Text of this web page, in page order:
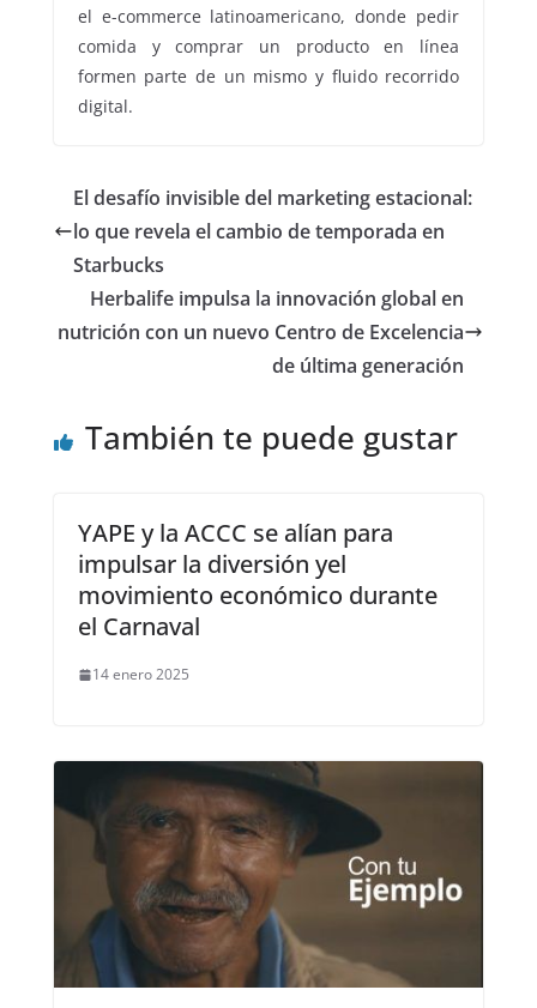
el e-commerce latinoamericano, donde pedir
comida y comprar un producto en línea
formen parte de un mismo y fluido recorrido
digital.
El desafío invisible del marketing estacional:
lo que revela el cambio de temporada en
Starbucks
Herbalife impulsa la innovación global en
nutrición con un nuevo Centro de Excelencia
de última generación
También te puede gustar
YAPE y la ACCC se alían para
impulsar la diversión yel
movimiento económico durante
el Carnaval
14 enero 2025